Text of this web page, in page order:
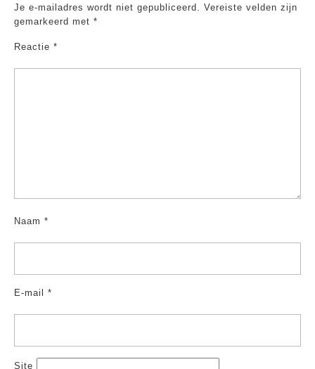
Je e-mailadres wordt niet gepubliceerd. Vereiste velden zijn
gemarkeerd met *
Reactie *
Naam *
E-mail *
Site